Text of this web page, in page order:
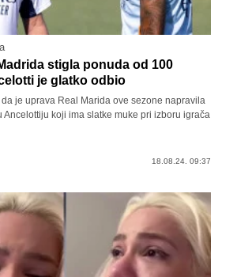
stigla ponuda od 100
je glatko odbio
je uprava Real Marida ove sezone napravila
Ancelottiju koji ima slatke muke pri izboru igrača
18.08.24. 09:37